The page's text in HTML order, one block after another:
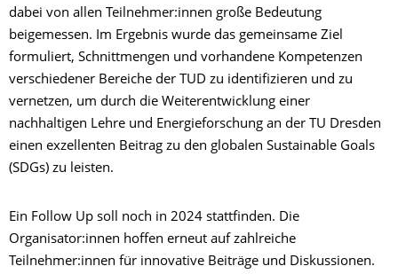
dabei von allen Teilnehmer:innen große Bedeutung
beigemessen. Im Ergebnis wurde das gemeinsame Ziel
formuliert, Schnittmengen und vorhandene Kompetenzen
verschiedener Bereiche der TUD zu identifizieren und zu
vernetzen, um durch die Weiterentwicklung einer
nachhaltigen Lehre und Energieforschung an der TU Dresden
einen exzellenten Beitrag zu den globalen Sustainable Goals
(SDGs) zu leisten.
Ein Follow Up soll noch in 2024 stattfinden. Die
Organisator:innen hoffen erneut auf zahlreiche
Teilnehmer:innen für innovative Beiträge und Diskussionen.